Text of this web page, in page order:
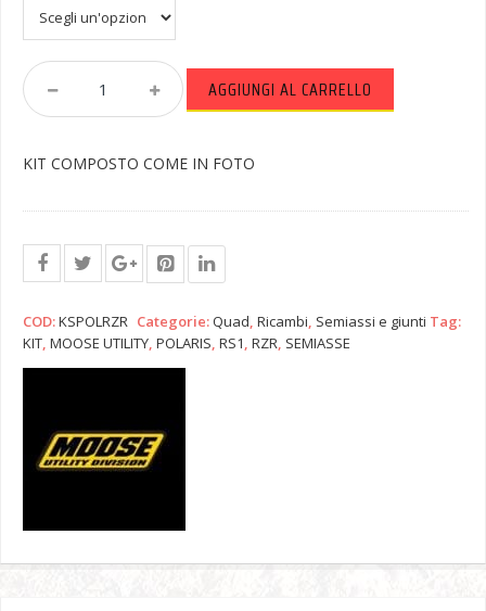
KIT
SEMIASSE
RINFORZATO
UTILITY
POLARIS
Quantity
AGGIUNGI AL CARRELLO
KIT COMPOSTO COME IN FOTO
COD:KSPOLRZR Categorie:Quad, Ricambi, Semiassi e giunti Tag:
KIT, MOOSE UTILITY, POLARIS, RS1, RZR, SEMIASSE